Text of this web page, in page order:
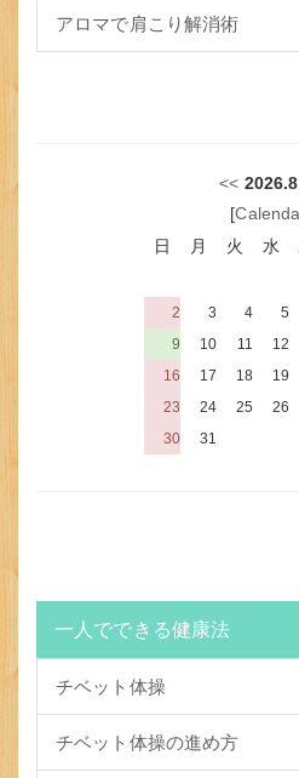
アロマで肩こり解消術
<< 2026.8
[
日
月 火 水
2
3 4 5
9
10 11 12
16
17 18 19
23
24 25 26
30
31
一人でできる健康法
チベット体操
チベット体操の進め方